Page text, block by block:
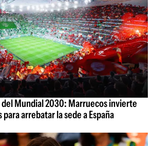
del Mundial 2030: Marruecos invierte
arrebatar la sede a España